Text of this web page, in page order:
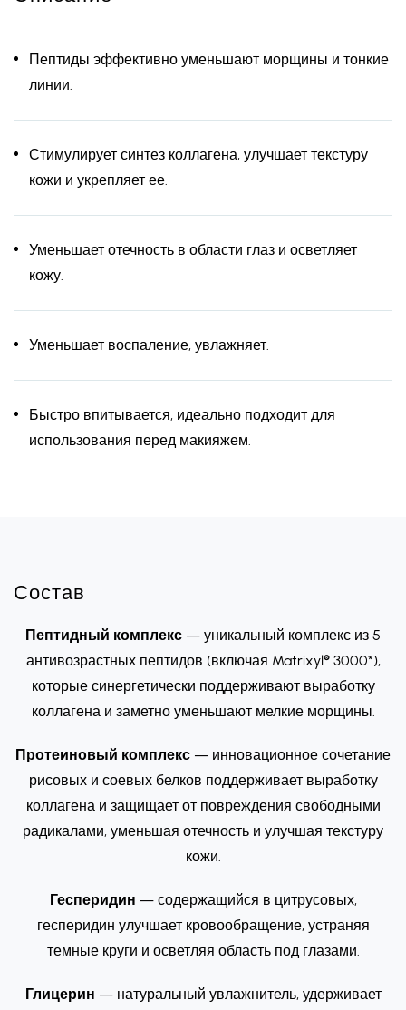
Пептиды эффективно уменьшают морщины и тонкие
линии.
Стимулирует синтез коллагена, улучшает текстуру
кожи и укрепляет ее.
Уменьшает отечность в области глаз и осветляет
кожу.
Уменьшает воспаление, увлажняет.
Быстро впитывается, идеально подходит для
использования перед макияжем.
Состав
Пептидный комплекс — уникальный комплекс из 5
антивозрастных пептидов (включая Matrixyl® 3000*),
которые синергетически поддерживают выработку
коллагена и заметно уменьшают мелкие морщины.
Протеиновый комплекс — инновационное сочетание
рисовых и соевых белков поддерживает выработку
коллагена и защищает от повреждения свободными
радикалами, уменьшая отечность и улучшая текстуру
кожи.
Гесперидин — содержащийся в цитрусовых,
гесперидин улучшает кровообращение, устраняя
темные круги и осветляя область под глазами.
Глицерин — натуральный увлажнитель, удерживает